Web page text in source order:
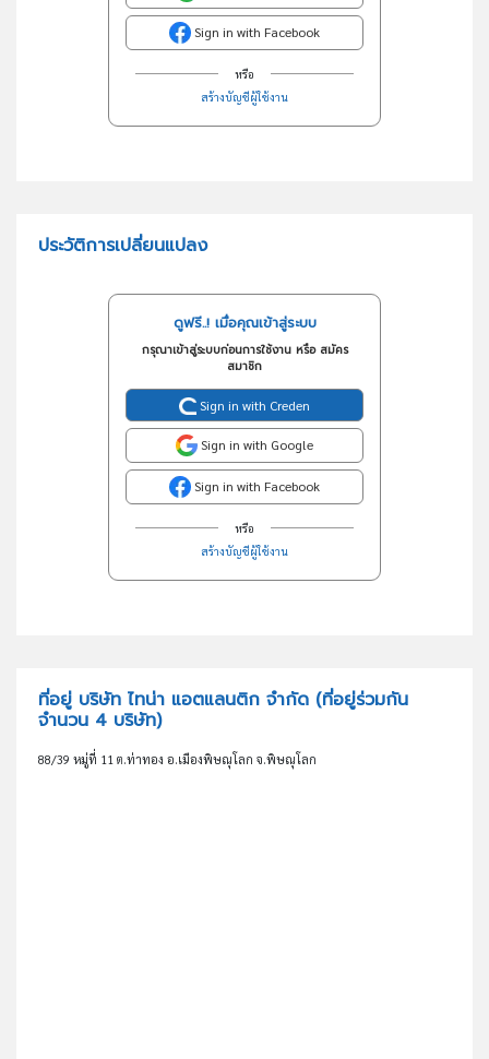
Sign in with Facebook
หรือ
สร้างบัญชีผู้ใช้งาน
ประวัติการเปลี่ยนแปลง
ดูฟรี..! เมื่อคุณเข้าสู่ระบบ
กรุณาเข้าสู่ระบบก่อนการใช้งาน หรือ สมัคร
สมาชิก
Sign in with Creden
Sign in with Google
Sign in with Facebook
หรือ
สร้างบัญชีผู้ใช้งาน
ที่อยู่ บริษัท ไทน่า แอตแลนติก จำกัด (ที่อยู่ร่วมกัน
จำนวน 4 บริษัท)
88/39 หมู่ที่ 11 ต.ท่าทอง อ.เมืองพิษณุโลก จ.พิษณุโลก